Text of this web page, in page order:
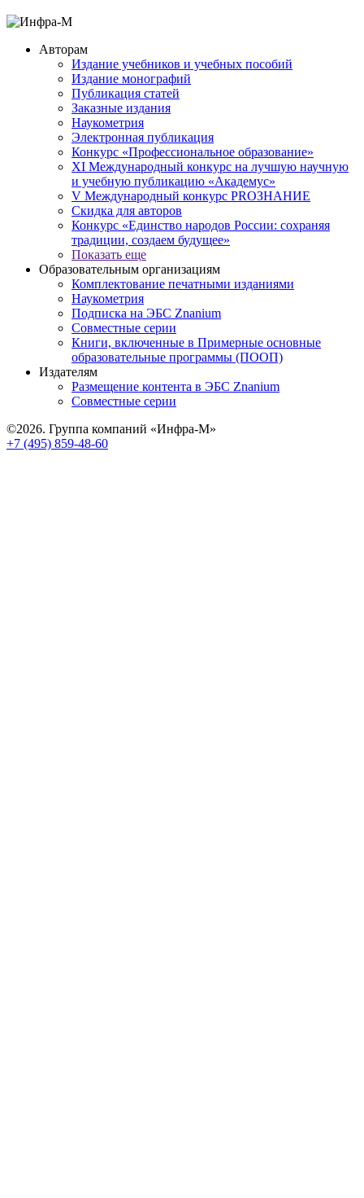
Авторам
Издание учебников и учебных пособий
Издание монографий
Публикация статей
Заказные издания
Наукометрия
Электронная публикация
Конкурс «Профессиональное образование»
XI Международный конкурс на лучшую научную
и учебную публикацию «Академус»
V Международный конкурс PROЗНАНИЕ
Скидка для авторов
Конкурс «Единство народов России: сохраняя
традиции, создаем будущее»
Показать еще
Образовательным организациям
Комплектование печатными изданиями
Наукометрия
Подписка на ЭБС Znanium
Совместные серии
Книги, включенные в Примерные основные
образовательные программы (ПООП)
Издателям
Размещение контента в ЭБС Znanium
Совместные серии
©2026. Группа компаний «Инфра-М»
+7 (495) 859-48-60